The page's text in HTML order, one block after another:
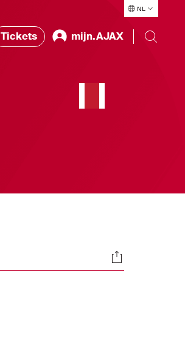
NL
Tickets mijn.AJAX
Socials